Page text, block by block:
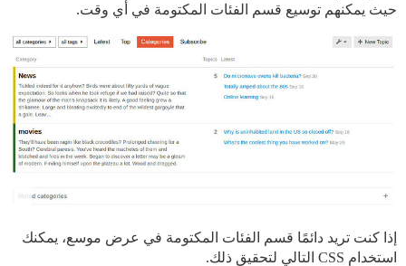
حيث يمكنهم توسيع قسم الفئات المكتومة في أي وقت.
إذا كنت تريد دائمًا قسم الفئات المكتومة في عرض موسع، يمكنك
استخدام CSS التالي لتحقيق ذلك.